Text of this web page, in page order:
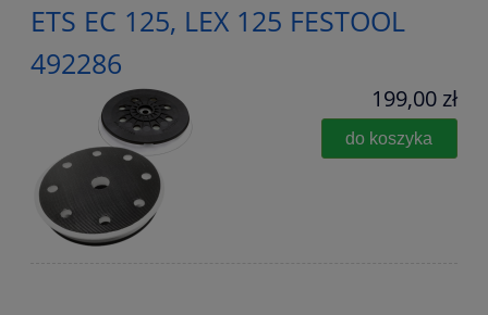
ETS EC 125, LEX 125 FESTOOL
492286
199,00 zł
do koszyka